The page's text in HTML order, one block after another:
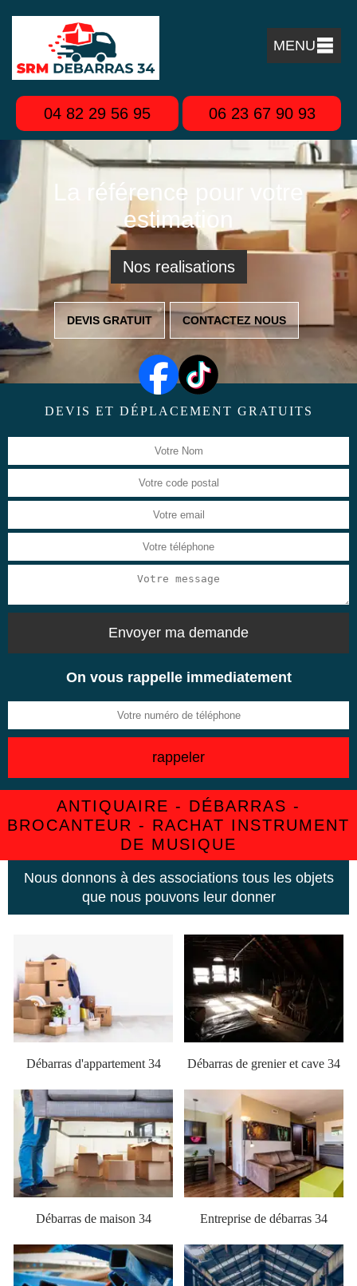
MENU
04 82 29 56 95 06 23 67 90 93
La référence pour votre
estimation
Nos realisations
DEVIS GRATUIT CONTACTEZ NOUS
DEVIS ET DÉPLACEMENT GRATUITS
On vous rappelle immediatement
ANTIQUAIRE - DÉBARRAS -
BROCANTEUR - RACHAT INSTRUMENT
DE MUSIQUE
Nous donnons à des associations tous les objets
que nous pouvons leur donner
Débarras d'appartement 34 Débarras de grenier et cave 34
Débarras de maison 34 Entreprise de débarras 34